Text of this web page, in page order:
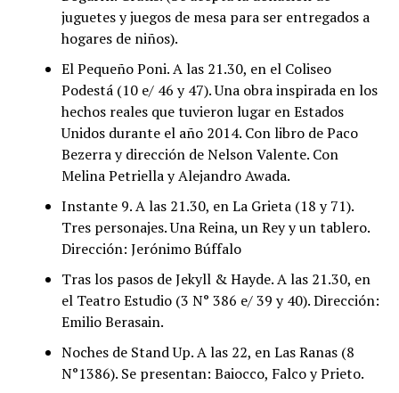
juguetes y juegos de mesa para ser entregados a
hogares de niños).
El Pequeño Poni. A las 21.30, en el Coliseo
Podestá (10 e/ 46 y 47). Una obra inspirada en los
hechos reales que tuvieron lugar en Estados
Unidos durante el año 2014. Con libro de Paco
Bezerra y dirección de Nelson Valente. Con
Melina Petriella y Alejandro Awada.
Instante 9. A las 21.30, en La Grieta (18 y 71).
Tres personajes. Una Reina, un Rey y un tablero.
Dirección: Jerónimo Búffalo
Tras los pasos de Jekyll & Hayde. A las 21.30, en
el Teatro Estudio (3 N° 386 e/ 39 y 40). Dirección:
Emilio Berasain.
Noches de Stand Up. A las 22, en Las Ranas (8
N°1386). Se presentan: Baiocco, Falco y Prieto.